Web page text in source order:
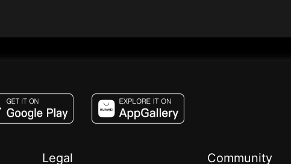
Legal Community